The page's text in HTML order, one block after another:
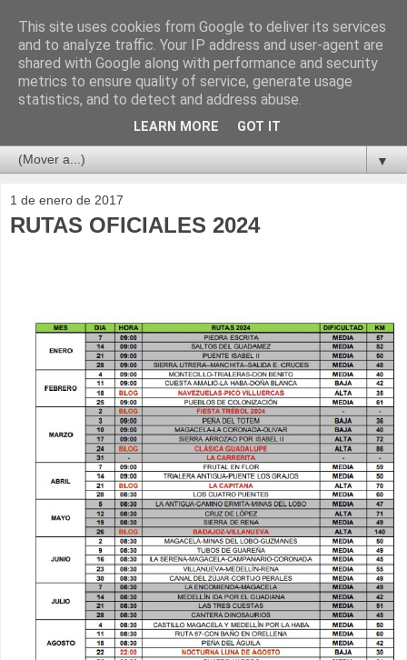
▼
1 de enero de 2017
RUTAS OFICIALES 2024
This site uses cookies from Google to deliver its services
and to analyze traffic. Your IP address and user-agent are
shared with Google along with performance and security
metrics to ensure quality of service, generate usage
statistics, and to detect and address abuse.
LEARN MORE GOT IT